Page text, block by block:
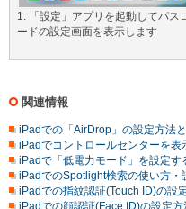
1. 「設定」アプリを起動してパス
ードの設定画面を表示します
関連情報
iPadでの「AirDrop」の設定方法
iPadでコントロールセンターを表
iPadで「低電力モード」を設定す
iPadでのSpotlight検索の使い方・
iPadでの指紋認証(Touch ID)の設
iPadでの顔認証(Face ID)の設定